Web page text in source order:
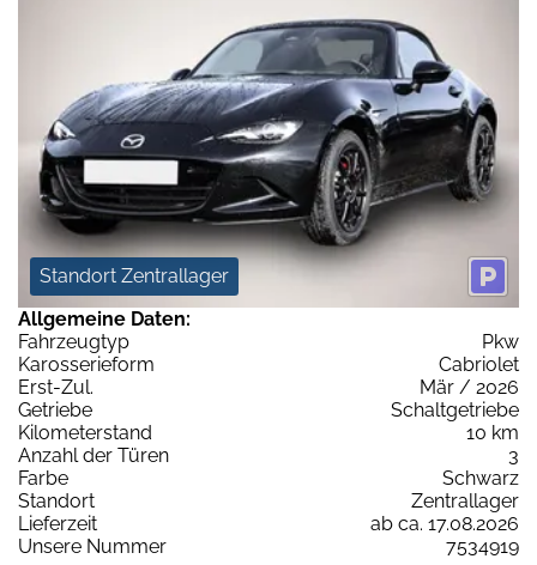
Standort Zentrallager
Allgemeine Daten:
Fahrzeugtyp
Pkw
Karosserieform
Cabriolet
Erst-Zul.
Mär / 2026
Getriebe
Schaltgetriebe
Kilometerstand
10 km
Anzahl der Türen
3
Farbe
Schwarz
Standort
Zentrallager
Lieferzeit
ab ca. 17.08.2026
Unsere Nummer
7534919